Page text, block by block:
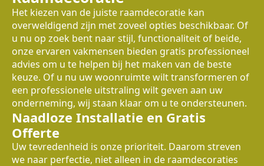
Het kiezen van de juiste raamdecoratie kan
overweldigend zijn met zoveel opties beschikbaar. Of
u nu op zoek bent naar stijl, functionaliteit of beide,
onze ervaren vakmensen bieden gratis professioneel
advies om u te helpen bij het maken van de beste
keuze. Of u nu uw woonruimte wilt transformeren of
een professionele uitstraling wilt geven aan uw
onderneming, wij staan klaar om u te ondersteunen.
Naadloze Installatie en Gratis
Offerte
Uw tevredenheid is onze prioriteit. Daarom streven
we naar perfectie, niet alleen in de raamdecoraties